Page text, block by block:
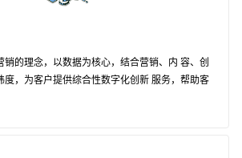
销的理念，以数据为核心，结合营销、内 容、创
度，为客户提供综合性数字化创新 服务，帮助客